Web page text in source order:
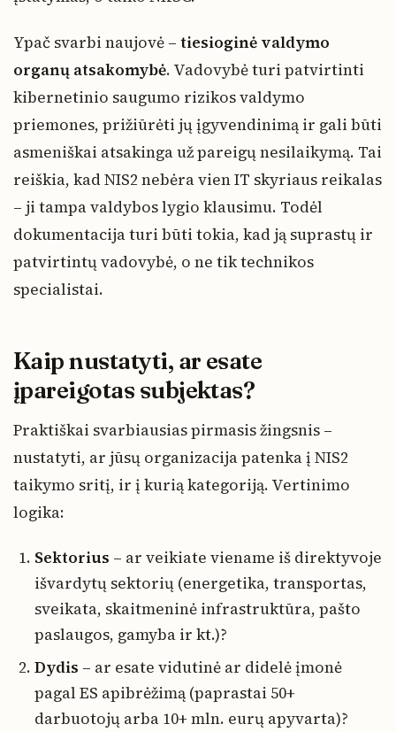
Ypač svarbi naujovė – tiesioginė valdymo
organų atsakomybė. Vadovybė turi patvirtinti
kibernetinio saugumo rizikos valdymo
priemones, prižiūrėti jų įgyvendinimą ir gali būti
asmeniškai atsakinga už pareigų nesilaikymą. Tai
reiškia, kad NIS2 nebėra vien IT skyriaus reikalas
– ji tampa valdybos lygio klausimu. Todėl
dokumentacija turi būti tokia, kad ją suprastų ir
patvirtintų vadovybė, o ne tik technikos
specialistai.
Kaip nustatyti, ar esate
įpareigotas subjektas?
Praktiškai svarbiausias pirmasis žingsnis –
nustatyti, ar jūsų organizacija patenka į NIS2
taikymo sritį, ir į kurią kategoriją. Vertinimo
logika:
Sektorius – ar veikiate viename iš direktyvoje
išvardytų sektorių (energetika, transportas,
sveikata, skaitmeninė infrastruktūra, pašto
paslaugos, gamyba ir kt.)?
Dydis – ar esate vidutinė ar didelė įmonė
pagal ES apibrėžimą (paprastai 50+
darbuotojų arba 10+ mln. eurų apyvarta)?